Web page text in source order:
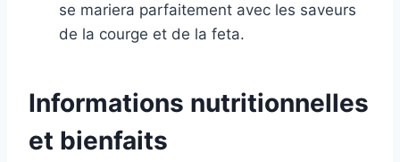
se mariera parfaitement avec les saveurs
de la courge et de la feta.
Informations nutritionnelles
et bienfaits